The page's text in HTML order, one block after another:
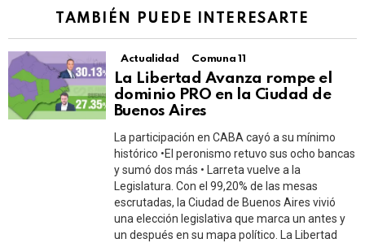
TAMBIÉN PUEDE INTERESARTE
Actualidad Comuna 11
La Libertad Avanza rompe el
dominio PRO en la Ciudad de
Buenos Aires
La participación en CABA cayó a su mínimo
histórico •El peronismo retuvo sus ocho bancas
y sumó dos más • Larreta vuelve a la
Legislatura. Con el 99,20% de las mesas
escrutadas, la Ciudad de Buenos Aires vivió
una elección legislativa que marca un antes y
un después en su mapa político. La Libertad